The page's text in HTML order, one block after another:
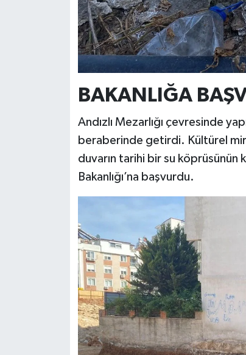
BAKANLIĞA
Andızlı Mezarlığı çevresinde
beraberinde getirdi. Kültürel
duvarın tarihi bir su köprüsünün
Bakanlığı’na başvurdu.